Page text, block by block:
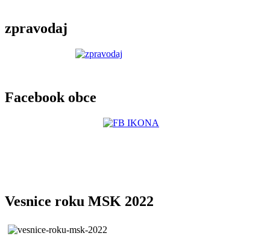
zpravodaj
Facebook obce
Vesnice roku MSK 2022